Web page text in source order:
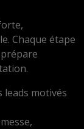
Chaque étape
leads motivés